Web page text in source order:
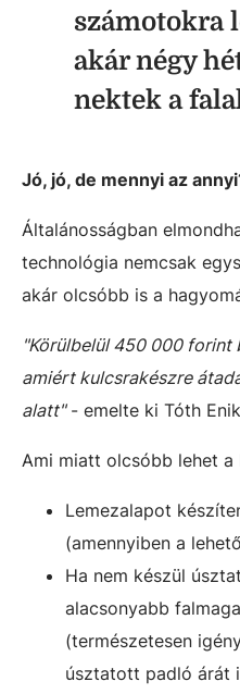
számotokra
akár négy
nektek a
Jó, jó, de mennyi az
Általánosságban
technológia nemcsak
akár olcsóbb is a
"Körülbelül 450 000
amiért kulcsrakészre
alatt"- emelte ki Tóth
Ami miatt olcsóbb lehet a
Lemezalapot
(amennyiben a
Ha nem készül
alacsonyabb
(természetesen
úsztatott padló árát